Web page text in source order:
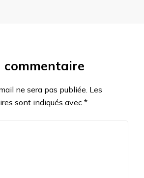
commentaire
ne sera pas publiée. Les
sont indiqués avec *